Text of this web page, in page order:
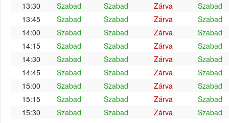
13:30
Szabad Szabad Zárva
Szabad
13:45
Szabad Szabad Zárva
Szabad
14:00
Szabad Szabad Zárva
Szabad
14:15
Szabad Szabad Zárva
Szabad
14:30
Szabad Szabad Zárva
Szabad
14:45
Szabad Szabad Zárva
Szabad
15:00
Szabad Szabad Zárva
Szabad
15:15
Szabad Szabad Zárva
Szabad
15:30
Szabad Szabad Zárva
Szabad